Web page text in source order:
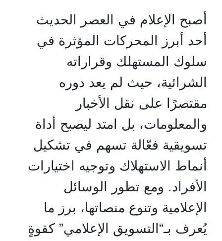
أصبح الإعلام في العصر الحديث
أحد أبرز المحركات المؤثرة في
سلوك المستهلك وقراراته
الشرائية، حيث لم يعد دوره
مقتصرًا على نقل الأخبار
والمعلومات، بل امتد ليصبح أداة
تسويقية فعّالة تسهم في تشكيل
أنماط الاستهلاك وتوجيه اختيارات
الأفراد. ومع تطور الوسائل
الإعلامية وتنوع منصاتها، برز ما
يُعرف بـ“التسويق الإعلامي” كقوةٍ